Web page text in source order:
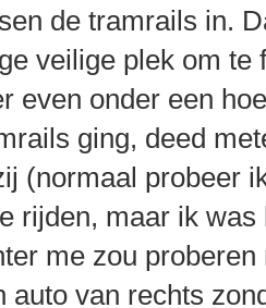
de tramrails in.
veilige plek om te
even onder een
ging, deed
(normaal probeer
rijden, maar ik
me zou
auto van rechts